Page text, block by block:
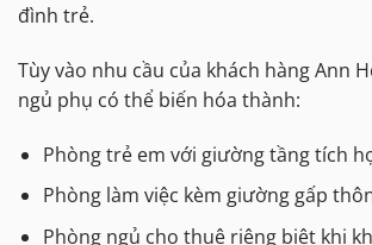
đình trẻ.
Tùy vào nhu cầu của khách hàng Ann
ngủ phụ có thể biến hóa thành:
Phòng trẻ em với giường tầng tích
Phòng làm việc kèm giường gấp
Phòng ngủ cho thuê riêng biệt khi